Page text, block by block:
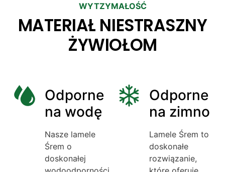
WYTZYMAŁOŚĆ
MATERIAŁ NIESTRASZNY
ŻYWIOŁOM
Odporne
na wodę
Nasze lamele
Śrem o
doskonałej
Odporne
na zimno
Lamele Śrem to
doskonałe
rozwiązanie,